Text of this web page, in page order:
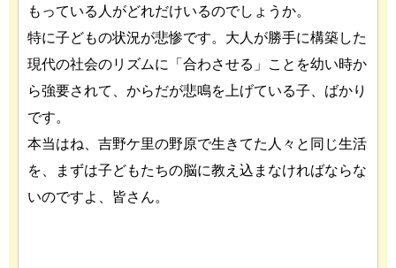
もっている人がどれだけいるのでしょうか。
特に子どもの状況が悲惨です。大人が勝手に構築した
現代の社会のリズムに「合わさせる」ことを幼い時か
ら強要されて、からだが悲鳴を上げている子、ばかり
です。
本当はね、吉野ケ里の野原で生きてた人々と同じ生活
を、まずは子どもたちの脳に教え込まなければならな
いのですよ、皆さん。